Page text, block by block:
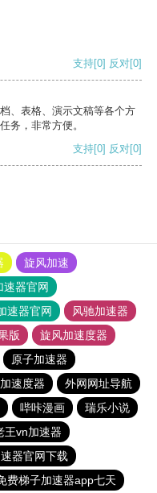
支持[0] 反对[0]
、表格、演示文稿等各个方
务，非常方便。
支持[0] 反对[0]
旋风加速
速器官网
速器官网
风驰加速器
版
旋风加速度器
原子加速器
速度器
外网网址导航
哔咔漫画
瑞乐小说
王vn加速器
器官网下载
费梯子加速器app七天